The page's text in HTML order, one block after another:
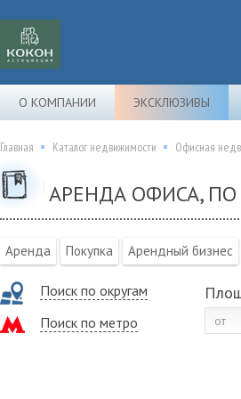
О КОМПАНИИ ЭКСКЛЮЗИВЫ
Главная Каталог недвижимости Офисная
АРЕНДА ОФИСА,
Аренда Покупка Арендный бизнес
Поиск по округам
Поиск по метро